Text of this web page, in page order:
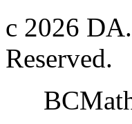
c 2026
Reserved.